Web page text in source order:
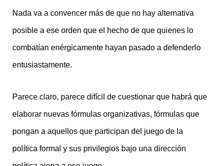
Nada va a convencer más de que no hay alternativa
posible a ese orden que el hecho de que quienes lo
combatían enérgicamente hayan pasado a defenderlo
entusiastamente.
Parece claro, parece difícil de cuestionar que habrá que
elaborar nuevas fórmulas organizativas, fórmulas que
pongan a aquellos que participan del juego de la
política formal y sus privilegios bajo una dirección